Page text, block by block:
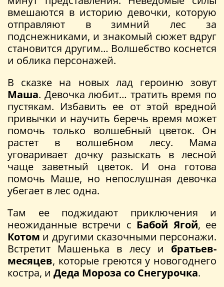
вмешаются в историю девочки, которую
отправляют в зимний лес за
подснежниками, и знакомый сюжет вдруг
становится другим… Волшебство коснется
и облика персонажей.
В сказке на новых лад героиню зовут
Маша. Девочка любит… тратить время по
пустякам. Избавить ее от этой вредной
привычки и научить беречь время может
помочь только волшебный цветок. Он
растет в волшебном лесу. Мама
уговаривает дочку разыскать в лесной
чаще заветный цветок. И она готова
помочь Маше, но непослушная девочка
убегает в лес одна.
Там ее поджидают приключения и
неожиданные встречи с Бабой Ягой, ее
Котом и другими сказочными персонажи.
Встретит Машенька в лесу и братьев-
месяцев, которые греются у новогоднего
костра, и Деда Мороза со Снегурочка.